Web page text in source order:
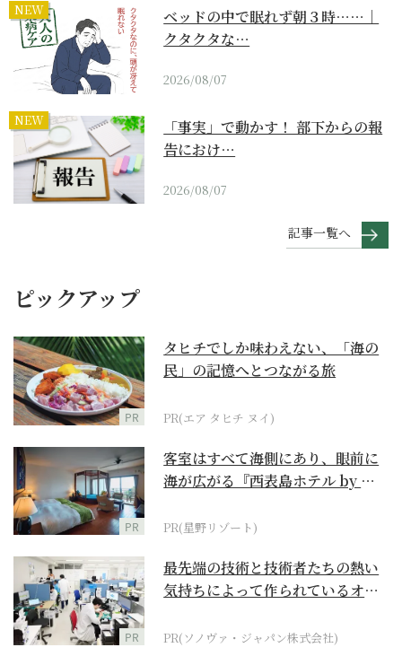
NEW
ベッドの中で眠れず朝３時……｜
クタクタな…
2026/08/07
NEW
「事実」で動かす！ 部下からの報
告におけ…
2026/08/07
記事一覧へ
ピックアップ
PR
タヒチでしか味わえない、「海の
民」の記憶へとつながる旅
PR(エア タヒチ ヌイ)
PR
客室はすべて海側にあり、眼前に
海が広がる『西表島ホテル by 星
PR(星野リゾート)
PR
最先端の技術と技術者たちの熱い
気持ちによって作られているオー
PR(ソノヴァ・ジャパン株式会社)